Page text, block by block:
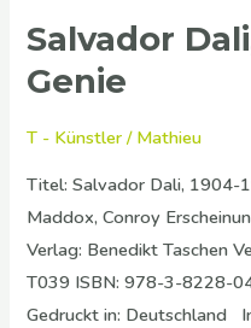
Salvador
Genie
T - Künstler / Mathieu
Titel: Salvador Dali, 1904-
Maddox, Conroy
Verlag: Benedikt Taschen
T039 ISBN: 978-3-8228-
Gedruckt in: Deutschland